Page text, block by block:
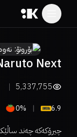
Next
5,337,755
6.9
0%
چیرۆکەکە چەند